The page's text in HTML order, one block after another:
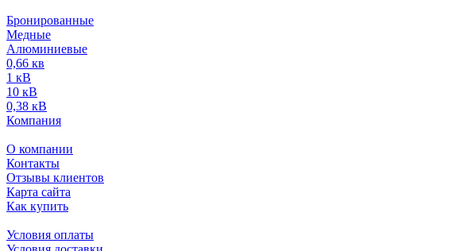
Бронированные
Медные
Алюминиевые
0,66 кв
1 кВ
10 кВ
0,38 кВ
Компания
О компании
Контакты
Отзывы клиентов
Карта сайта
Как купить
Условия оплаты